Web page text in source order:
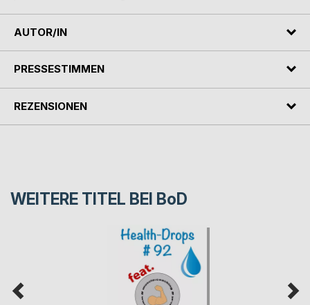
AUTOR/IN
PRESSESTIMMEN
REZENSIONEN
WEITERE TITEL BEI BoD